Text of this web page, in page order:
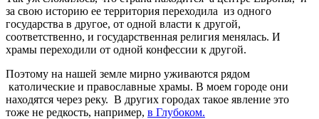
за свою историю ее территория переходила из одного
государства в другое, от одной власти к другой,
соответственно, и государственная религия менялась. И
храмы переходили от одной конфессии к другой.
Поэтому на нашей земле мирно уживаются рядом
католические и православные храмы. В моем городе они
находятся через реку. В других городах такое явление это
тоже не редкость, например, в Глубоком.